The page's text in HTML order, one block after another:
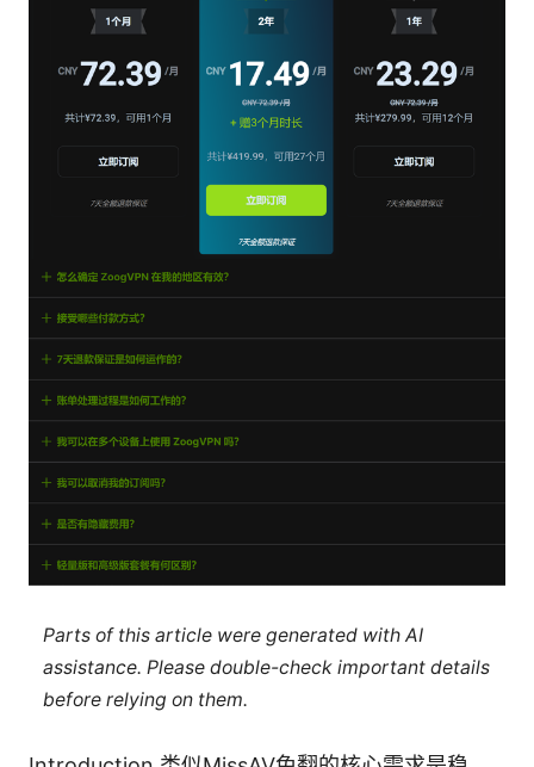
Parts of this article were generated with AI
assistance. Please double-check important details
before relying on them.